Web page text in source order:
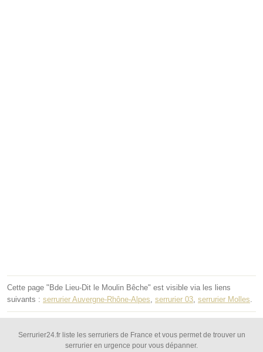
Cette page "Bde Lieu-Dit le Moulin Bêche" est visible via les liens
suivants : serrurier Auvergne-Rhône-Alpes serrurier 03 serrurier Molles
Serrurier24.fr liste les serruriers de France et vous permet de trouver un
serrurier en urgence pour vous dépanner.